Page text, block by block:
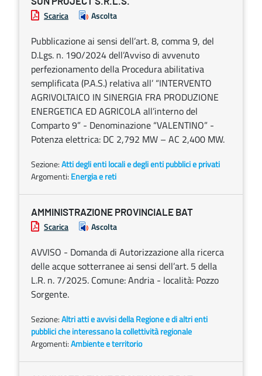
Scarica Ascolta
Pubblicazione ai sensi dell’art. 8, comma 9, del
D.Lgs. n. 190/2024 dell’Avviso di avvenuto
perfezionamento della Procedura abilitativa
semplificata (P.A.S.) relativa all’ “INTERVENTO
AGRIVOLTAICO IN SINERGIA FRA PRODUZIONE
ENERGETICA ED AGRICOLA all’interno del
Comparto 9” - Denominazione “VALENTINO” -
Potenza elettrica: DC 2,792 MW – AC 2,400 MW.
Sezione:Atti degli enti locali e degli enti pubblici e privati
Argomenti: Energia e reti
AMMINISTRAZIONE PROVINCIALE BAT
Scarica Ascolta
AVVISO - Domanda di Autorizzazione alla ricerca
delle acque sotterranee ai sensi dell’art. 5 della
L.R. n. 7/2025. Comune: Andria - località: Pozzo
Sorgente.
Sezione:Altri atti e avvisi della Regione e di altri enti
pubblici che interessano la collettività regionale
Argomenti:Ambiente e territorio